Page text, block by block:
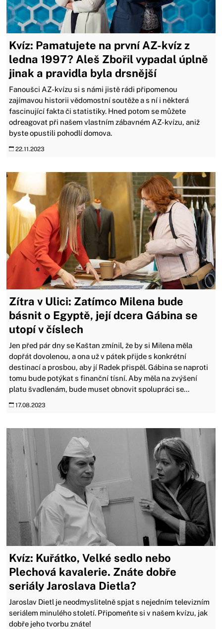
Kvíz: Pamatujete na první AZ-kvíz z
ledna 1997? Aleš Zbořil vypadal úplně
jinak a pravidla byla drsnější
Fanoušci AZ-kvízu si s námi jistě rádi připomenou
zajímavou historii vědomostní soutěže a s ní i některá
fascinující fakta či statistiky. Hned potom se můžete
odreagovat při našem vlastním zábavném AZ-kvízu, aniž
byste opustili pohodlí domova.
22.11.2023
Zítra v Ulici: Zatímco Milena bude
básnit o Egyptě, její dcera Gábina se
utopí v číslech
Jen před pár dny se Kaštan zmínil, že by si Milena měla
dopřát dovolenou, a ona už v pátek přijde s konkrétní
destinací a prosbou, aby jí Radek přispěl. Gábina se naproti
tomu bude potýkat s finanční tísní. Aby měla na zvýšení
platu švadlenám, bude muset obnovit spolupráci se...
17.08.2023
Kvíz: Kuřátko, Velké sedlo nebo
Plechová kavalerie. Znáte dobře
seriály Jaroslava Dietla?
Jaroslav Dietl je neodmyslitelně spjat s nejedním televizním
seriálem minulého století. Připomeňte si v našem kvízu, jak
dobře jeho tvorbu znáte!